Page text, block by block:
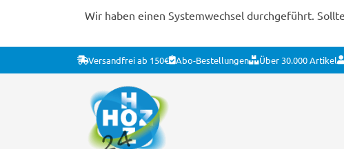
Wir haben einen Systemwechsel durchgeführt.
Versandfrei ab 150€ Abo-Bestellungen Über 30.000 Artikel